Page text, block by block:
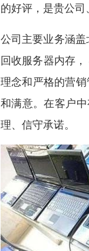
的好评，是贵公
公司主要业务涵
回收服务器内存
理念和严格的营
和满意。在客户
理、信守承诺。